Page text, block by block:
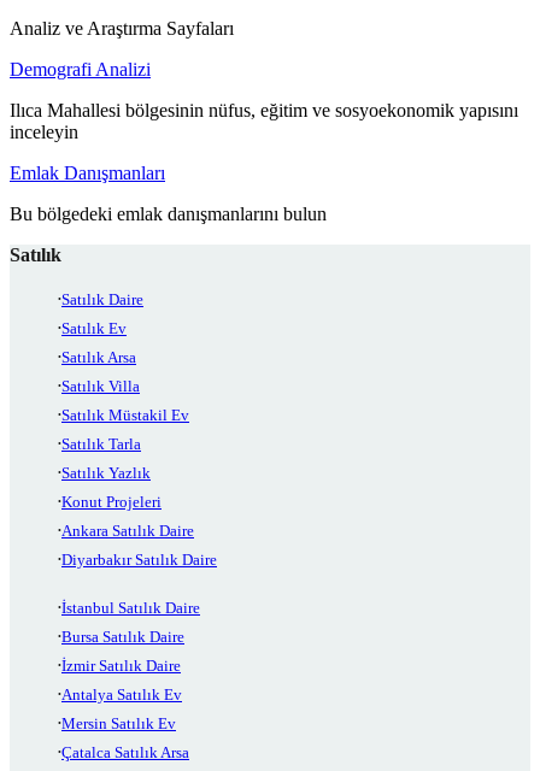
Analiz ve Araştırma Sayfaları
Demografi Analizi
Ilıca Mahallesi bölgesinin nüfus, eğitim ve sosyoekonomik yapısını
inceleyin
Emlak Danışmanları
Bu bölgedeki emlak danışmanlarını bulun
Satılık
Satılık Daire
Satılık Ev
Satılık Arsa
Satılık Villa
Satılık Müstakil Ev
Satılık Tarla
Satılık Yazlık
Konut Projeleri
Ankara Satılık Daire
Diyarbakır Satılık Daire
İstanbul Satılık Daire
Bursa Satılık Daire
İzmir Satılık Daire
Antalya Satılık Ev
Mersin Satılık Ev
Çatalca Satılık Arsa